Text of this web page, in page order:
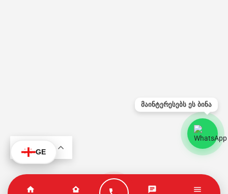
GE
KA
მაინტერესებს ეს ბინა